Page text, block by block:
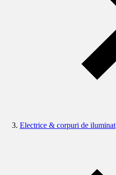
Electrice & corpuri de iluminat